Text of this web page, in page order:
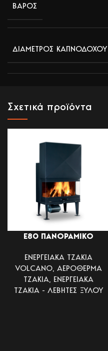
ΒΑΡΟΣ
ΔΙΑΜΕΤΡΟΣ ΚΑΠΝΟΔΟΧΟΥ
Σχετικά προϊόντα
Ε80 ΠΑΝΟΡΑΜΙΚΟ
ΕΝΕΡΓΕΙΑΚΑ ΤΖΑΚΙΑ
VOLCANO, ΑΕΡΟΘΕΡΜΑ
ΤΖΑΚΙΑ, ΕΝΕΡΓΕΙΑΚΑ
ΤΖΑΚΙΑ - ΛΕΒΗΤΕΣ ΞΥΛΟΥ